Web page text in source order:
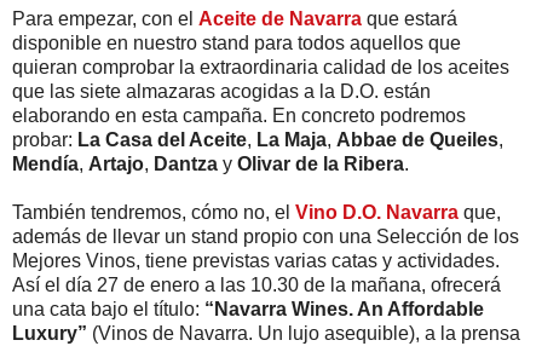
Para empezar, con el Aceite de Navarra que estará
disponible en nuestro stand para todos aquellos que
quieran comprobar la extraordinaria calidad de los aceites
que las siete almazaras acogidas a la D.O. están
elaborando en esta campaña. En concreto podremos
probar: La Casa del Aceite, La Maja, Abbae de Queiles,
Mendía, Artajo, Dantza y Olivar de la Ribera.
También tendremos, cómo no, el Vino D.O. Navarra que,
además de llevar un stand propio con una Selección de los
Mejores Vinos, tiene previstas varias catas y actividades.
Así el día 27 de enero a las 10.30 de la mañana, ofrecerá
una cata bajo el título: “Navarra Wines. An Affordable
Luxury” (Vinos de Navarra. Un lujo asequible), a la prensa